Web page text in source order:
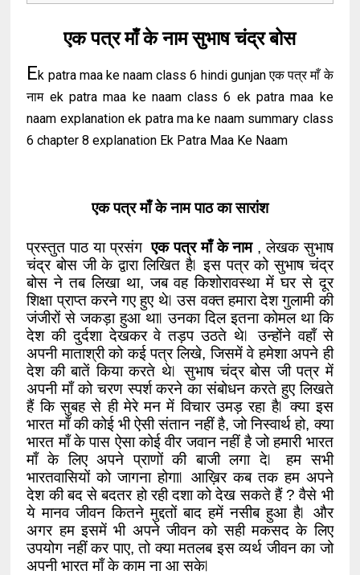
एक पत्र माँ के नाम सुभाष चंद्र बोस
Ek patra maa ke naam class 6 hindi gunjan एक पत्र माँ के
नाम ek patra maa ke naam class 6 ek patra maa ke
naam explanation ek patra ma ke naam summary class
6 chapter 8 explanation Ek Patra Maa Ke Naam
एक पत्र माँ के नाम पाठ का सारांश
प्रस्तुत पाठ या प्रसंग एक पत्र माँ के नाम , लेखक सुभाष
चंद्र बोस जी के द्वारा लिखित है ⃒ इस पत्र को सुभाष चंद्र
बोस ने तब लिखा था, जब वह किशोरावस्था में घर से दूर
शिक्षा प्राप्त करने गए हुए थे ⃒ उस वक्त हमारा देश गुलामी की
जंजीरों से जकड़ा हुआ था ⃒ उनका दिल इतना कोमल था कि
देश की दुर्दशा देखकर वे तड़प उठते थे ⃒ उन्होंने वहाँ से
अपनी माताश्री को कई पत्र लिखे, जिसमें वे हमेशा अपने ही
देश की बातें किया करते थे ⃒ सुभाष चंद्र बोस जी पत्र में
अपनी माँ को चरण स्पर्श करने का संबोधन करते हुए लिखते
हैं कि सुबह से ही मेरे मन में विचार उमड़ रहा है ⃒ क्या इस
भारत माँ की कोई भी ऐसी संतान नहीं है, जो निस्वार्थ हो, क्या
भारत माँ के पास ऐसा कोई वीर जवान नहीं है जो हमारी भारत
माँ के लिए अपने प्राणों की बाजी लगा दे ⃒ हम सभी
भारतवासियों को जागना होगा ⃒ आख़िर कब तक हम अपने
देश की बद से बदतर हो रही दशा को देख सकते हैं ? वैसे भी
ये मानव जीवन कितने मुद्दतों बाद हमें नसीब हुआ है ⃒ और
अगर हम इसमें भी अपने जीवन को सही मकसद के लिए
उपयोग नहीं कर पाए, तो क्या मतलब इस व्यर्थ जीवन का जो
अपनी भारत माँ के काम ना आ सके ⃒